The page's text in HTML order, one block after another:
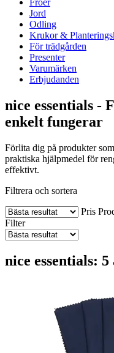
Fröer
Jord
Odling
Krukor &
För trädgården
Presenter
Varumärken
Erbjudanden
nice essentials -
enkelt fungerar
Förlita dig på produkter
praktiska hjälpmedel för
effektivt.
Filtrera och sortera
Pris
Filter
nice essentials: